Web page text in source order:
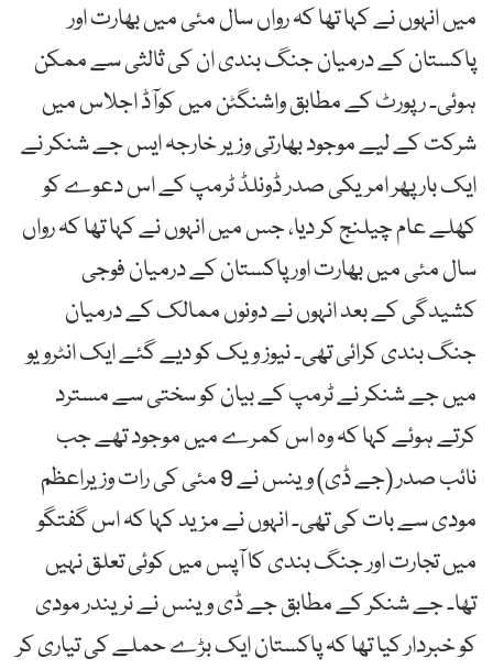
میں انہوں نے کہا تھا کہ رواں سال مئی میں بھارت اور
پاکستان کے درمیان جنگ بندی ان کی ثالثی سے ممکن
ہوئی۔ رپورٹ کے مطابق واشنگٹن میں کوآڈ اجلاس میں
شرکت کے لیے موجود بھارتی وزیر خارجہ ایس جے شنکر نے
ایک بار پھر امریکی صدر ڈونلڈ ٹرمپ کے اس دعوے کو
کھلے عام چیلنج کر دیا، جس میں انہوں نے کہا تھا کہ رواں
سال مئی میں بھارت اور پاکستان کے درمیان فوجی
کشیدگی کے بعد انہوں نے دونوں ممالک کے درمیان
جنگ بندی کرائی تھی۔ نیوز ویک کو دیے گئے ایک انٹرویو
میں جے شنکر نے ٹرمپ کے بیان کو سختی سے مسترد
کرتے ہوئے کہا کہ وہ اس کمرے میں موجود تھے جب
نائب صدر (جے ڈی) وینس نے 9 مئی کی رات وزیراعظم
مودی سے بات کی تھی۔ انہوں نے مزید کہا کہ اس گفتگو
میں تجارت اور جنگ بندی کا آپس میں کوئی تعلق نہیں
تھا۔ جے شنکر کے مطابق جے ڈی وینس نے نریندر مودی
کو خبردار کیا تھا کہ پاکستان ایک بڑے حملے کی تیاری کر